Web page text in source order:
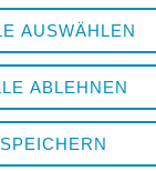
AUSWÄHLEN
ABLEHNEN
SPEICHERN